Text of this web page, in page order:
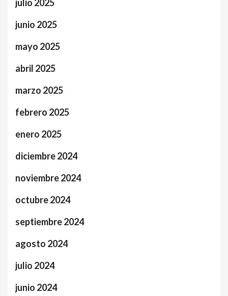
julio 2025
junio 2025
mayo 2025
abril 2025
marzo 2025
febrero 2025
enero 2025
diciembre 2024
noviembre 2024
octubre 2024
septiembre 2024
agosto 2024
julio 2024
junio 2024